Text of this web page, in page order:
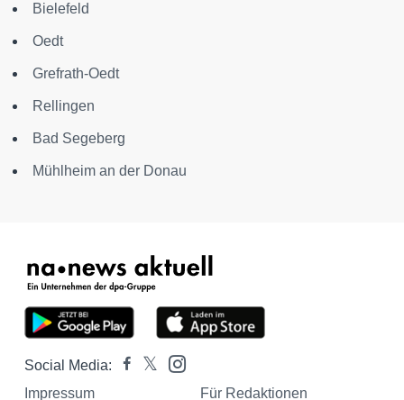
Bielefeld
Oedt
Grefrath-Oedt
Rellingen
Bad Segeberg
Mühlheim an der Donau
Social Media:
Impressum
Für Redaktionen